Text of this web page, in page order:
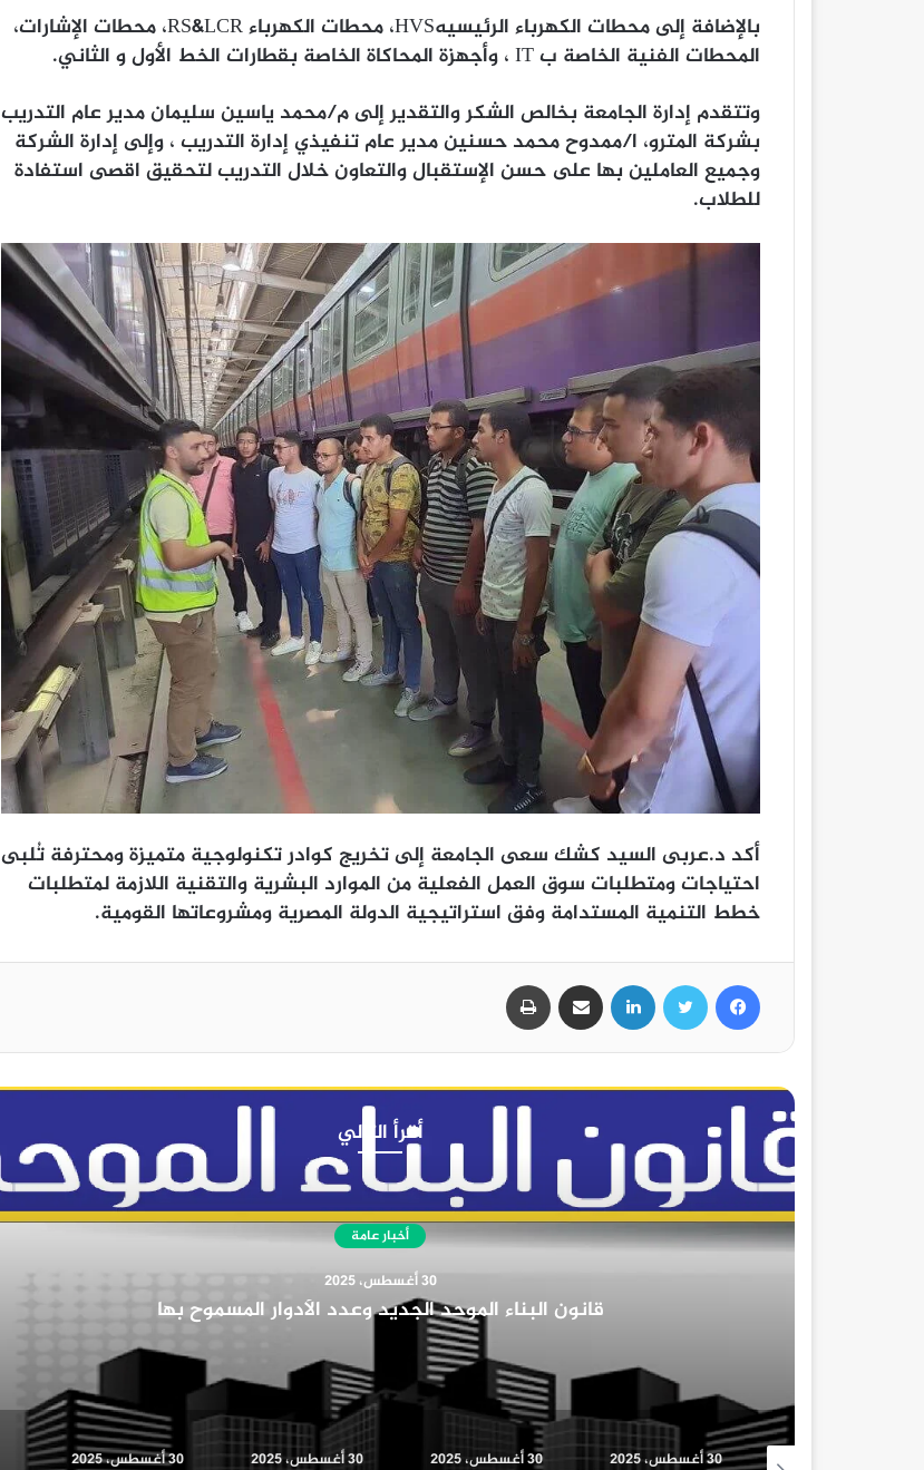
بالإضافة إلى محطات الكهرباء الرئيسيهHVS، محطات الكهرباء RS&LCR، محطات الإشارات،
المحطات الفنية الخاصة ب IT ، وأجهزة المحاكاة الخاصة بقطارات الخط الأول و الثاني.
وتتقدم إدارة الجامعة بخالص الشكر والتقدير إلى م/محمد ياسين سليمان مدير عام التدريب
بشركة المترو، ا/ممدوح محمد حسنين مدير عام تنفيذي إدارة التدريب ، وإلى إدارة الشركة
وجميع العاملين بها على حسن الإستقبال والتعاون خلال التدريب لتحقيق اقصى استفادة
للطلاب.
أكد د.عربى السيد كشك سعى الجامعة إلى تخريج كوادر تكنولوجية متميزة ومحترفة تُلبى
احتياجات ومتطلبات سوق العمل الفعلية من الموارد البشرية والتقنية اللازمة لمتطلبات
خطط التنمية المستدامة وفق استراتيجية الدولة المصرية ومشروعاتها القومية.
أقرأ التالي
أخبار عامة
30 أغسطس، 2025
دور ادارة الموارد البشرية في المؤسسات التعليمية
30 أغسطس، 2025 30 أغسطس، 2025 30 أغسطس، 2025 30 أغسطس، 2025